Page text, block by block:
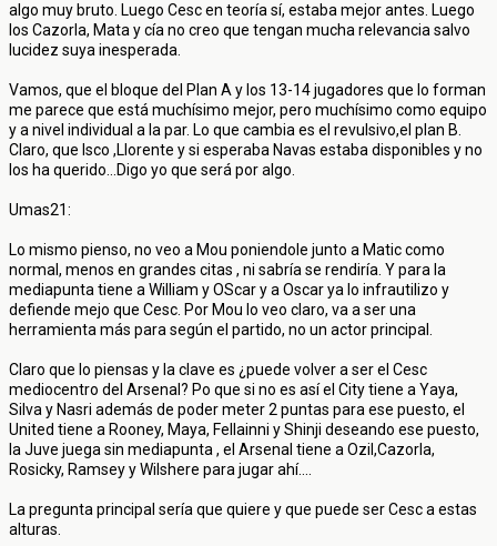
algo muy bruto. Luego Cesc en teoría sí, estaba mejor antes. Luego
los Cazorla, Mata y cía no creo que tengan mucha relevancia salvo
lucidez suya inesperada.
Vamos, que el bloque del Plan A y los 13-14 jugadores que lo forman
me parece que está muchísimo mejor, pero muchísimo como equipo
y a nivel individual a la par. Lo que cambia es el revulsivo,el plan B.
Claro, que Isco ,Llorente y si esperaba Navas estaba disponibles y no
los ha querido...Digo yo que será por algo.
Umas21:
Lo mismo pienso, no veo a Mou poniendole junto a Matic como
normal, menos en grandes citas , ni sabría se rendiría. Y para la
mediapunta tiene a William y OScar y a Oscar ya lo infrautilizo y
defiende mejo que Cesc. Por Mou lo veo claro, va a ser una
herramienta más para según el partido, no un actor principal.
Claro que lo piensas y la clave es ¿puede volver a ser el Cesc
mediocentro del Arsenal? Po que si no es así el City tiene a Yaya,
Silva y Nasri además de poder meter 2 puntas para ese puesto, el
United tiene a Rooney, Maya, Fellainni y Shinji deseando ese puesto,
la Juve juega sin mediapunta , el Arsenal tiene a Ozil,Cazorla,
Rosicky, Ramsey y Wilshere para jugar ahí....
La pregunta principal sería que quiere y que puede ser Cesc a estas
alturas.